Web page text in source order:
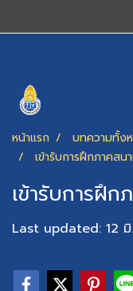
หน้าแรก บทความทั้ง
เข้ารับการฝึกภาคส
เข้ารับการฝึ
Last updated: 12